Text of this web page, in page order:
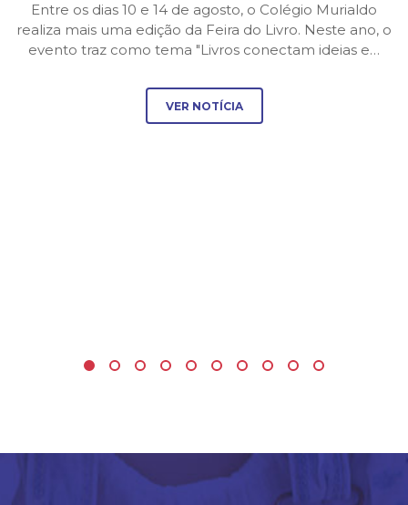
Entre os dias 10 e 14 de agosto, o Colégio Murialdo
realiza mais uma edição da Feira do Livro. Neste ano, o
evento traz como tema "Livros conectam ideias e…
VER NOTÍCIA